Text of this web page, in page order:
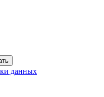
данных